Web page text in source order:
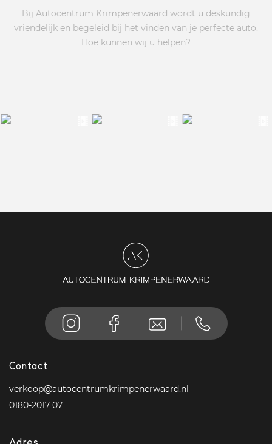
Bij Autocentrum Krimpenerwaard wordt u deskundig
vriendelijk en begeleid bij het vinden van je perfecte auto.
Hoe kunnen wij u helpen?
Contact
verkoop@autocentrumkrimpenerwaard.nl
0180-2017 07